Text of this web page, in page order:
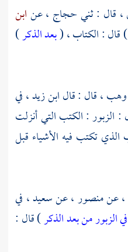
، قال : ثنيحجاج ، عنابن
قال : الكتاب ، (بعد الذكر)
وهب، قال : قالابن زيد، في
: الزبور : الكتب التي أنزلت
الذي تكتب فيه الأشياء قبل
، عنمنصور، عنسعيد، في
الزبور من بعد الذكر) قال :